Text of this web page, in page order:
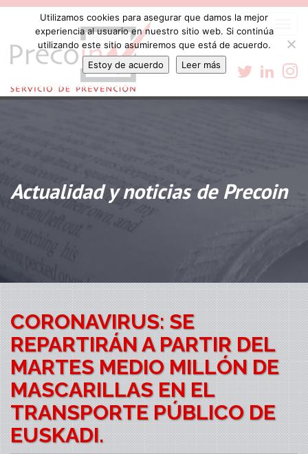
Actualidad y noticias de Precoin
CORONAVIRUS: SE
REPARTIRÁN A PARTIR DEL
MARTES MEDIO MILLÓN DE
MASCARILLAS EN EL
TRANSPORTE PÚBLICO DE
EUSKADI.
Utilizamos cookies para asegurar que damos la mejor
experiencia al usuario en nuestro sitio web. Si continúa
utilizando este sitio asumiremos que está de acuerdo.
Estoy de acuerdo
Leer más